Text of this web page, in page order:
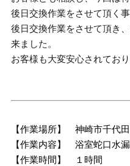
後日交換作業をさせて頂く事
後日交換作業をさせて頂き
来ました。
お客様も大変安心されてお
【作業場所】 神崎市千代
【作業内容】 浴室蛇口水
【作業時間】 １時間